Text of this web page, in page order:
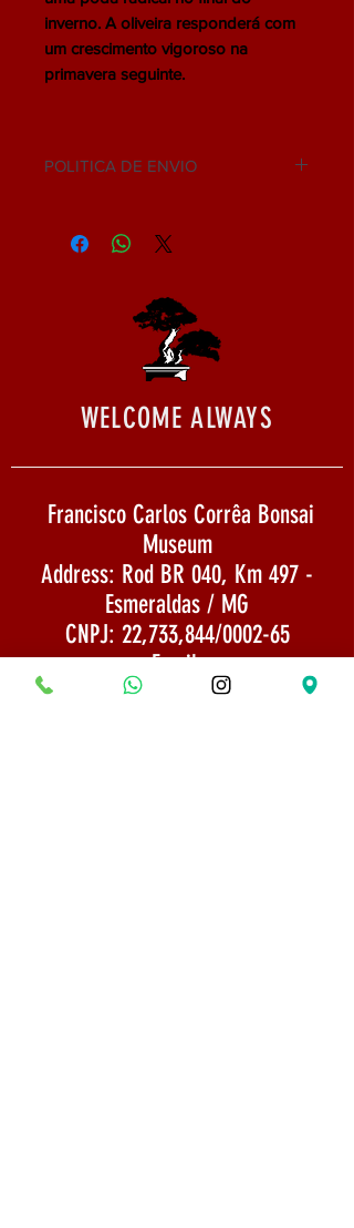
inverno. A oliveira responderá com
um crescimento vigoroso na
primavera seguinte.
POLITICA DE ENVIO
WELCOME ALWAYS
Francisco Carlos Corrêa Bonsai
Museum
Address: Rod BR 040, Km 497 -
Esmeraldas / MG
CNPJ: 22,733,844/0002-65
Email:
museumbonsaifrancisco@gmail.com